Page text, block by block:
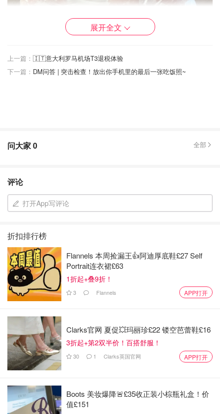
干和柴了。
生小排拿孜然粉涂一下，放几个小时或者overnight都可以。
主要是为了入孜然味，烤出来自带孜然香气。我用的这个
展开全文
上一篇： 🇮🇹意大利罗马机场T3退税体验
下一篇： DM问答 | 突击检查！放出你手机里的最后一张吃饭照~
问大家0 全部
评论
打开App写评论
折扣排行榜
Flannels 本周捡漏王👍阿迪厚底鞋£27 Self
Portrait连衣裙£63
1折起+叠9折！
3 Flannels APP打开
Clarks官网 夏促💥玛丽珍£22 镂空芭蕾鞋£16
3折起+第2双半价！百搭舒服！
30 1 Clarks英国官网 APP打开
Boots 美妆爆降🚨£35收正装小棕瓶礼盒！价
值£151